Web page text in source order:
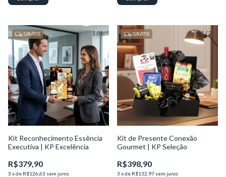
1/3
GRÁTIS
Kit Reconhecimento Essência
Executiva | KP Excelência
R$379,90
3 xde R$126,63 sem juros
1/2
GRÁTIS
Kit de Presente Conexão
Gourmet | KP Seleção
R$398,90
3 xde R$132,97 sem juros